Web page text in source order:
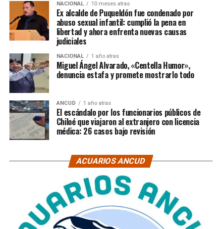
NACIONAL 10 meses atras
Ex alcalde de Puqueldón fue condenado por
abuso sexual infantil: cumplió la pena en
libertad y ahora enfrenta nuevas causas
judiciales
NACIONAL 1 año atras
Miguel Ángel Alvarado, «Centella Humor»,
denuncia estafa y promete mostrarlo todo
ANCUD 1 año atras
El escándalo por los funcionarios públicos de
Chiloé que viajaron al extranjero con licencia
médica: 26 casos bajo revisión
ACUARIOS ANCUD